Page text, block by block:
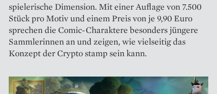
spielerische Dimension. Mit einer Auflage von 7.500
Stück pro Motiv und einem Preis von je 9,90 Euro
sprechen die Comic-Charaktere besonders jüngere
Sammlerinnen an und zeigen, wie vielseitig das
Konzept der Crypto stamp sein kann.